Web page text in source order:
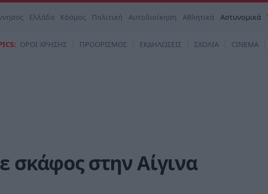
Ελλάδα Κόσμος Πολιτική Αυτοδιοίκηση Αθλητικά Αστυνομικά
ΟΡΟΙ ΧΡΗΣΗΣ ΠΡΟΟΡΙΣΜΟΣ ΕΚΔΗΛΩΣΕΙΣ ΣΧΟΛΙΑ CINEMA
σκάφος στην Αίγινα